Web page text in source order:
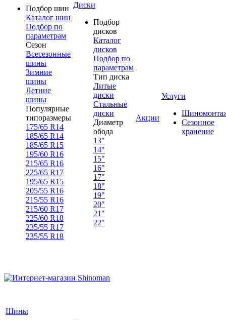
Подбор шин
Каталог шин
Подбор по
параметрам
Сезон
Всесезонные
шины
Зимние
шины
Летние
шины
Популярные
типоразмеры
175/65 R14
185/65 R14
185/65 R15
195/60 R16
215/65 R16
225/65 R17
195/65 R15
205/55 R16
215/55 R16
215/60 R17
225/60 R18
235/55 R17
235/55 R18
Диски
Подбор
дисков
Каталог
дисков
Подбор по
параметрам
Тип диска
Литые
диски
Стальные
диски
Диаметр
обода
13"
14"
15"
16"
17"
18"
19"
20"
21"
22"
Акции
Услуги
Сезонное
хранение
Шины